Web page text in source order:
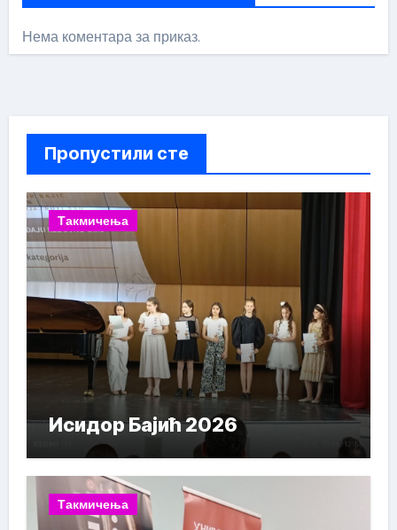
Нема коментара за приказ.
Пропустили сте
Такмичења
Исидор Бајић 2026
Такмичења